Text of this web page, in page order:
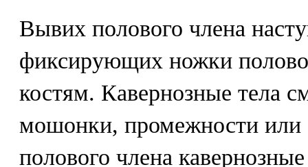
Вывих полового члена
фиксирующих ножки
костям. Кавернозные тела
мошонки, промежности или
полового члена